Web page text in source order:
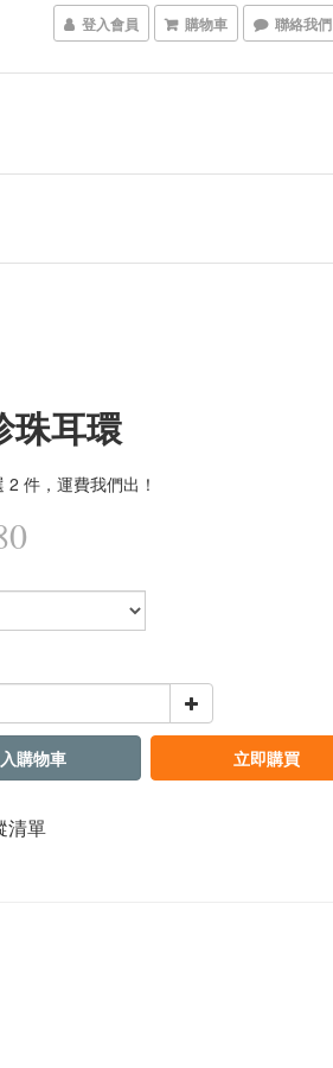
登入會員 購物車 聯絡我們
珠耳環
2 件，運費我們出！
購物車 立即購買
清單